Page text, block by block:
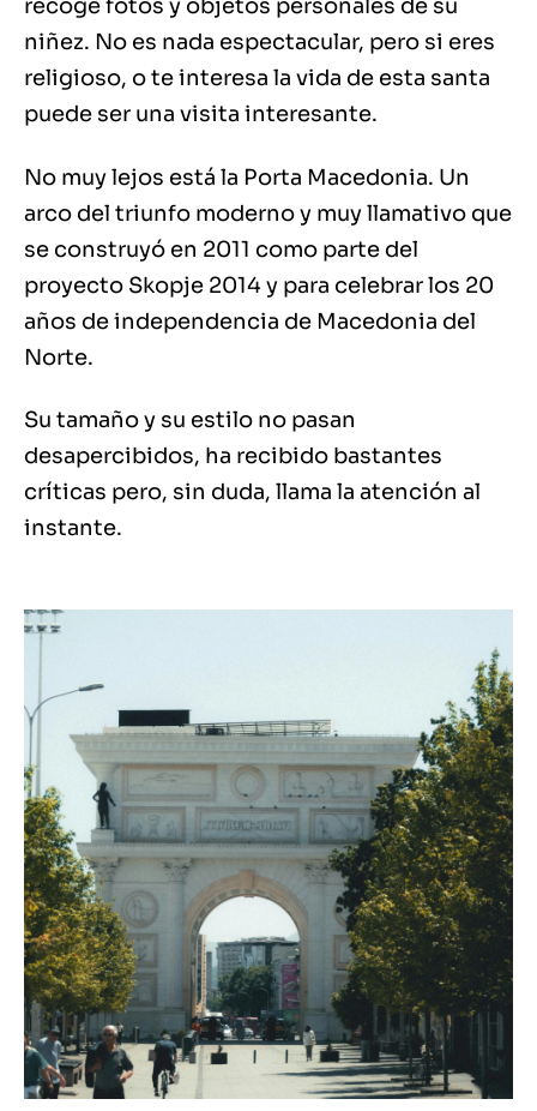
recoge fotos y objetos personales de su
niñez. No es nada espectacular, pero si eres
religioso, o te interesa la vida de esta santa
puede ser una visita interesante.
No muy lejos está la Porta Macedonia. Un
arco del triunfo moderno y muy llamativo que
se construyó en 2011 como parte del
proyecto Skopje 2014 y para celebrar los 20
años de independencia de Macedonia del
Norte.
Su tamaño y su estilo no pasan
desapercibidos, ha recibido bastantes
críticas pero, sin duda, llama la atención al
instante.